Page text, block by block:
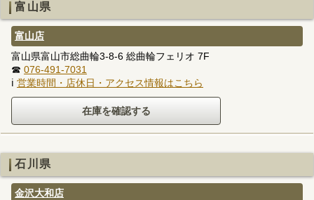
富山県
富山店
富山県富山市総曲輪3-8-6 総曲輪フェリオ 7F
☎ 076-491-7031
ℹ 営業時間・店休日・アクセス情報はこちら
石川県
金沢大和店